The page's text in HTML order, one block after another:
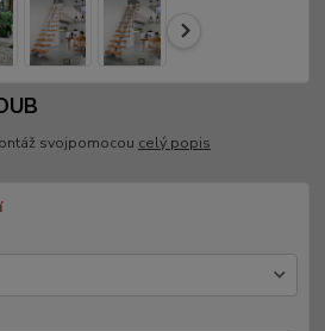
svojpomocou celý popis